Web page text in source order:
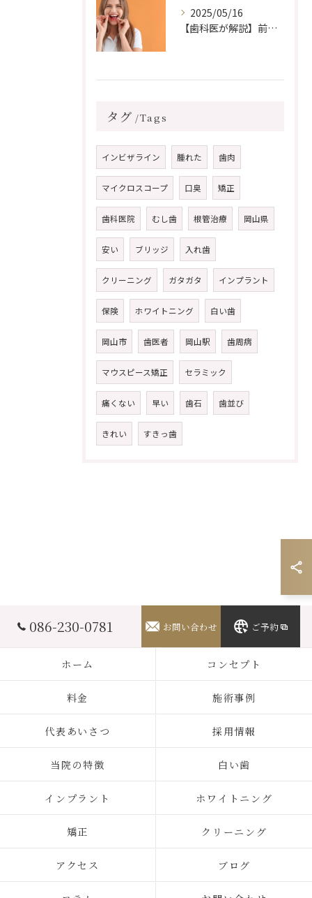
2025/05/16
【歯科医が解説】前歯の歯並びだけ治したい！部分矯正はできる？その方法と注意点
タグ Tags
インビザライン 腫れた 歯肉
マイクロスコープ 口臭 矯正
歯科医院 むし歯 根管治療 岡山県
安い ブリッジ 入れ歯
クリーニング ガタガタ インプラント
保険 ホワイトニング 白い歯
岡山市 歯医者 岡山駅 歯周病
マウスピース矯正 セラミック
痛くない 早い 歯石 歯並び
きれい すきっ歯
086-230-0781 お問い合わせ ご予約
ホーム コンセプト
料金 施術事例
代表あいさつ 採用情報
当院の特徴 白い歯
インプラント ホワイトニング
矯正 クリーニング
アクセス ブログ